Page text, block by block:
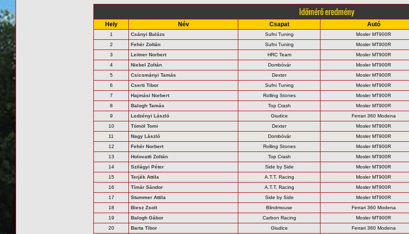
Időmérő eredmény
Hely Név Csapat Autó
1 Csányi Balázs Sufni Tuning Mosler MT900R
2
Fehér Zoltán Sufni Tuning Mosler MT900R
3
Leitner Norbert HRC Team Mosler MT900R
4
Niebel Zoltán Dombóvár Mosler MT900R
5
Csicsmányi Tamás Dexter Mosler MT900R
6
Cserti Tibor Sufni Tuning Mosler MT900R
7
Hajmási Norbert Rolling Stones Mosler MT900R
8
Balogh Tamás Top Crash Mosler MT900R
9
Ledzényi László Giudice Ferrari 360 Modena
10
Tömöl Tomi Dexter Mosler MT900R
11
Nagy László Dombóvár Mosler MT900R
12
Fehér Norbert Rolling Stones Mosler MT900R
13
Holovatti Zoltán Top Crash Mosler MT900R
14
Szilágyi Péter Side by Side Mosler MT900R
15
Terjék Attila A.T.T. Racing Mosler MT900R
16
Tímár Sándor A.T.T. Racing Mosler MT900R
17
Stummer Attila Side by Side Mosler MT900R
18
Biesz Zsolt Blindmouse Ferrari 360 Modena
19
Balogh Gábor Carbon Racing Mosler MT900R
20
Barta Tibor Giudice Ferrari 360 Modena